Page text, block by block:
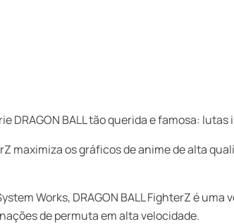
DRAGON BALL tão querida e famosa:
maximiza os gráficos de anime de alta
Works, DRAGON BALL FighterZ é
de permuta em alta velocidade.